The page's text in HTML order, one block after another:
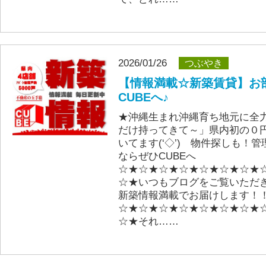
2026/01/26 つぶやき
【情報満載☆新築賃貸】
CUBEへ♪
★沖縄生まれ沖縄育ち地元に全
だけ持ってきて～」県内初の０
いてます(‘◇’)ゞ物件探しも！
ならぜひCUBEへ
☆★いつもブログをご覧いただ
新築情報満載でお届けします！
☆★それ……